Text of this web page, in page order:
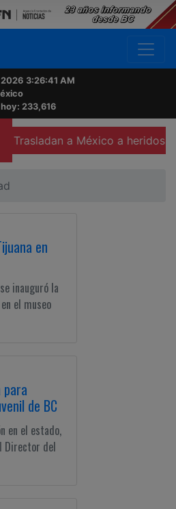
3:26:42 AM
233,616
a México a heridos por
en
inauguró la
el museo
de BC
en el estado,
Director del